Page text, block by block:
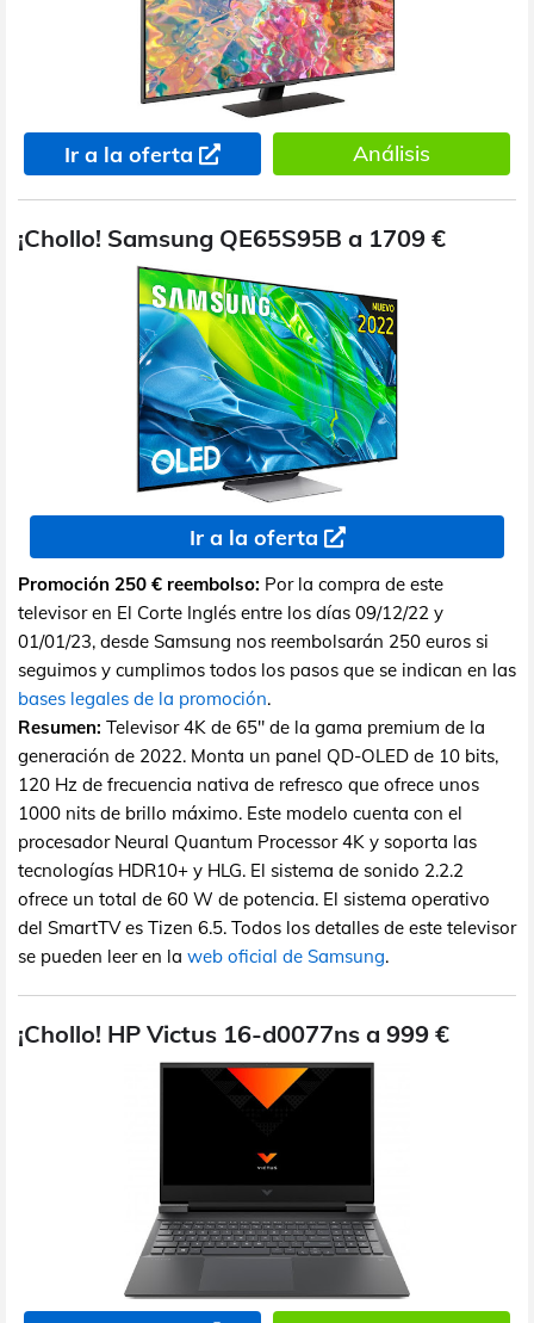
Ir a la oferta Análisis
¡Chollo! Samsung QE65S95B a 1709 €
Ir a la oferta
Promoción 250 € reembolso: Por la compra de este
televisor en El Corte Inglés entre los días 09/12/22 y
01/01/23, desde Samsung nos reembolsarán 250 euros si
seguimos y cumplimos todos los pasos que se indican en las
bases legales de la promoción.
Resumen: Televisor 4K de 65" de la gama premium de la
generación de 2022. Monta un panel QD-OLED de 10 bits,
120 Hz de frecuencia nativa de refresco que ofrece unos
1000 nits de brillo máximo. Este modelo cuenta con el
procesador Neural Quantum Processor 4K y soporta las
tecnologías HDR10+ y HLG. El sistema de sonido 2.2.2
ofrece un total de 60 W de potencia. El sistema operativo
del SmartTV es Tizen 6.5. Todos los detalles de este televisor
se pueden leer en la web oficial de Samsung.
¡Chollo! HP Victus 16-d0077ns a 999 €